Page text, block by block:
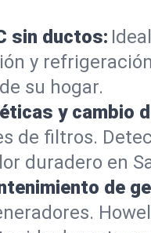
sin ductos:
y
su hogar.
y cambio
de filtros.
duradero en
de